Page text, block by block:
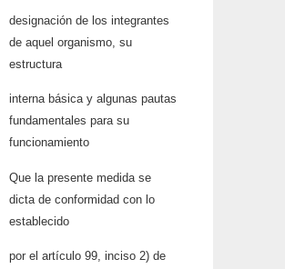
designación de los integrantes
de aquel organismo, su
estructura
interna básica y algunas pautas
fundamentales para su
funcionamiento
Que la presente medida se
dicta de conformidad con lo
establecido
por el artículo 99, inciso 2) de